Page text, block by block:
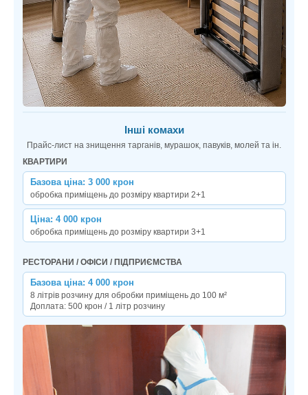
Інші комахи
Прайс-лист на знищення тарганів, мурашок, павуків, молей та ін.
КВАРТИРИ
Базова ціна: 3 000 крон
обробка приміщень до розміру квартири 2+1
Ціна: 4 000 крон
обробка приміщень до розміру квартири 3+1
РЕСТОРАНИ / ОФІСИ / ПІДПРИЄМСТВА
Базова ціна: 4 000 крон
8 літрів розчину для обробки приміщень до 100 м²
Доплата: 500 крон / 1 літр розчину